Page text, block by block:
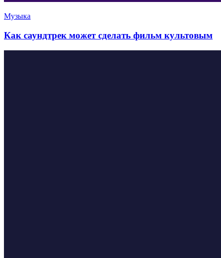
Музыка
Как саундтрек может сделать фильм культовым